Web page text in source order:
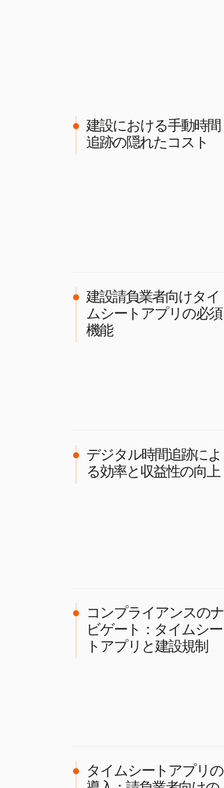
建設における手動時間
追跡の隠れたコスト
建設請負業者向けタイ
ムシートアプリの必須
機能
デジタル時間追跡によ
る効率と収益性の向上
コンプライアンスのナ
ビゲート：タイムシー
トアプリと建設規制
タイムシートアプリの